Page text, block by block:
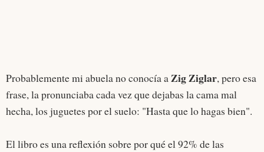
Probablemente mi abuela no conocía aZig Ziglar, pero esa
frase, la pronunciaba cada vez que dejabas la cama mal
hecha, los juguetes por el suelo: "Hasta que lo hagas bien".
El libro es una reflexión sobre por qué el 92% de las